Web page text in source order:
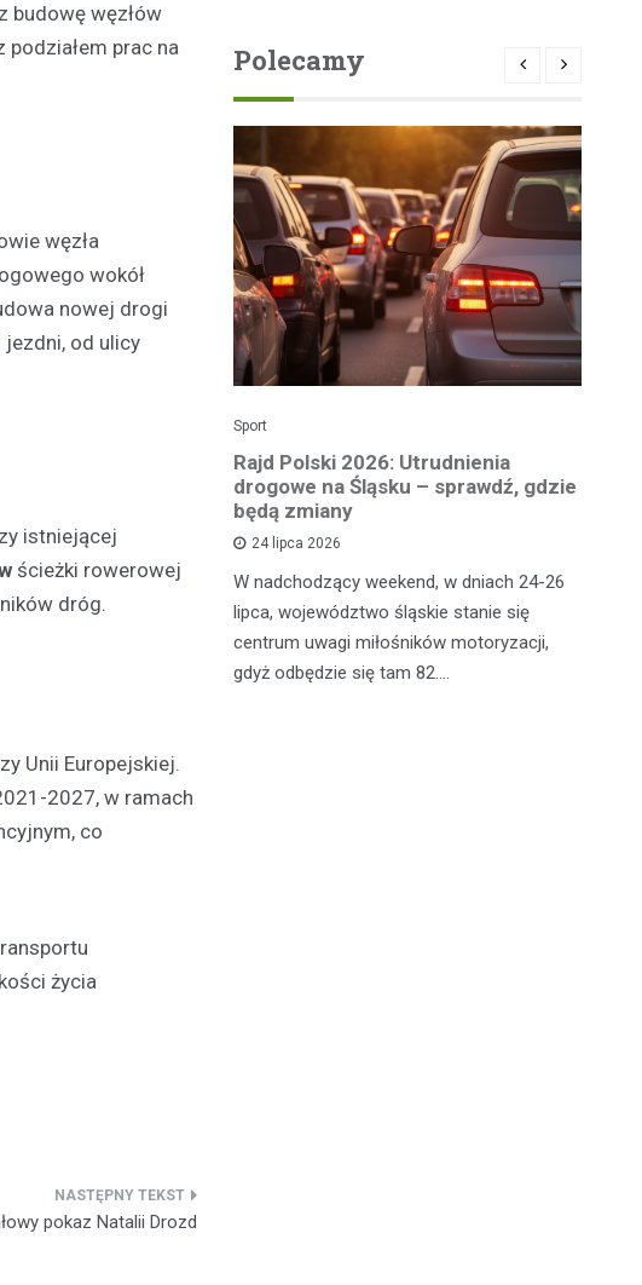
budowę węzłów
prac na
węzła
wokół
nowej drogi
jezdni, od ulicy
istniejącej
ścieżki rowerowej
dróg.
Unii Europejskiej.
2027, w ramach
co
życia
pokaz Natalii Drozd
Polecamy
Moszczenicy:
mieszkańcy
uczestniczyć w
Sport
Rajd Polski 2026: Utrudnienia
drogowe na Śląsku – sprawdź, gdzie
będą zmiany
24 lipca 2026
W nadchodzący weekend, w dniach 24-26
lipca, województwo śląskie stanie się
centrum uwagi miłośników motoryzacji,
gdyż odbędzie się tam 82.…